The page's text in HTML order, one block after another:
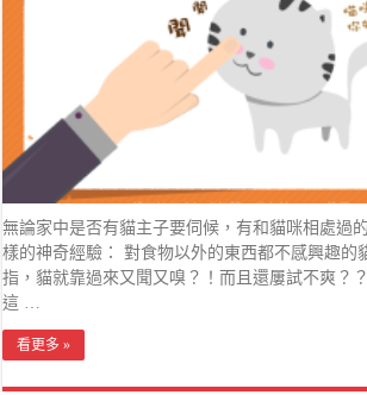
無論家中是否有貓主子要伺候，有和貓咪相處過
樣的神奇經驗： 對食物以外的東西都不感興趣的
指，貓就靠過來又聞又嗅？！而且還屢試不爽？
這 …
看更多 »